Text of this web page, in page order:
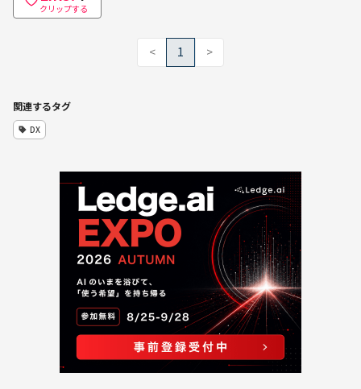
クリップする
< 1 >
関連するタグ
DX